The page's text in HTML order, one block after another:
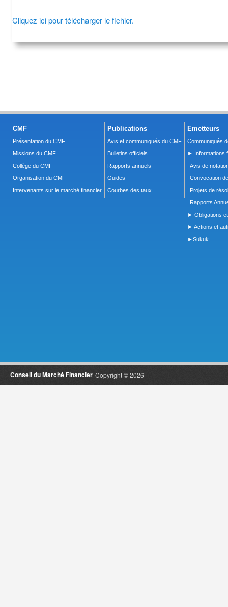
Cliquez ici pour télécharger le fichier.
CMF
Présentation du CMF
Missions du CMF
Collège du CMF
Organisation du CMF
Intervenants sur le marché financier
Publications
Avis et communiqués du CMF
Bulletins officiels
Rapports annuels
Guides
Courbes des taux
Emetteurs
Communiqués
► Informations
Avis de
Convocation
Projets de
Rapports
► Obligations
► Actions et
►Sukuk
Copyright © 2026
Conseil du Marché Financier